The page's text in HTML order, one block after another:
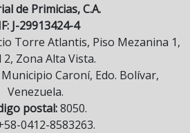
de Primicias, C.A.
J-29913424-4
Torre Atlantis, Piso Mezanina 1,
2, Zona Alta Vista.
Caroní, Edo. Bolívar,
Venezuela.
postal:8050.
0412-8583263.